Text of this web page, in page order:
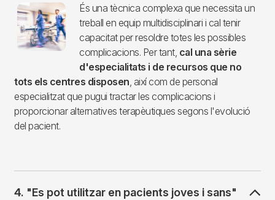
Imagen
És una tècnica complexa que necessita un
treball en equip multidisciplinari i cal tenir
capacitat per resoldre totes les possibles
complicacions. Per tant, cal una sèrie
d'especialitats i de recursos que no
tots els centres disposen, així com de personal
especialitzat que pugui tractar les complicacions i
proporcionar alternatives terapèutiques segons l'evolució
del pacient.
4. "Es pot utilitzar en pacients joves i sans"